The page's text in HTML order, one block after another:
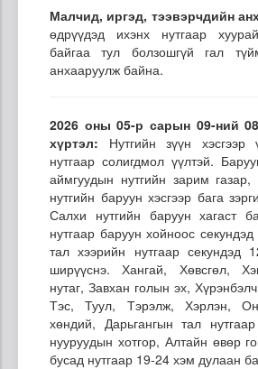
Малчид, иргэд, тээвэрчдийн
өдрүүдэд ихэнх нутгаар
байгаа тул болзошгүй гал
анхааруулж байна.
2026 оны 05-р сарын 09-ний
хүртэл: Нутгийн зүүн хэсгээр
нутгаар солигдмол үүлтэй.
аймгуудын нутгийн зарим газар,
нутгийн баруун хэсгээр бага
Салхи нутгийн баруун хагаст
нутгаар баруун хойноос
тал хээрийн нутгаар секундэд
ширүүснэ. Хангай, Хөвсгөл,
нутаг, Завхан голын эх,
Тэс, Туул, Тэрэлж, Хэрлэн,
хөндий, Дарьгангын тал
нууруудын хотгор, Алтайн өвөр
бусад нутгаар 19-24 хэм дулаан